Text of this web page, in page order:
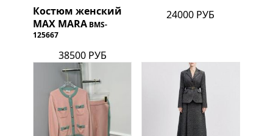
Костюм женский
MAX MARA BMS-
125667
38500 РУБ
24000 РУБ